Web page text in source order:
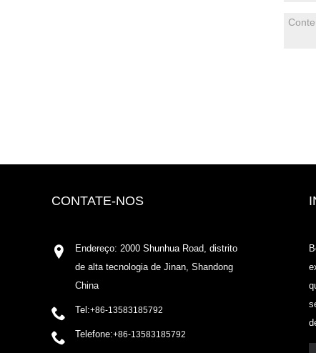
CONTATE-NOS
Endereço: 2000 Shunhua Road, distrito
de alta tecnologia de Jinan, Shandong
China
Tel:+86-13583185792
Telefone:+86-13583185792